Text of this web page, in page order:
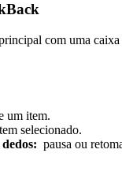
com uma
um item.
selecionado.
pausa ou